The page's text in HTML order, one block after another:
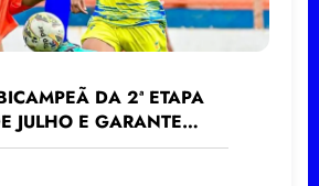
DA 2ª ETAPA
JULHO E GARANTE
FASE DE SALVADOR